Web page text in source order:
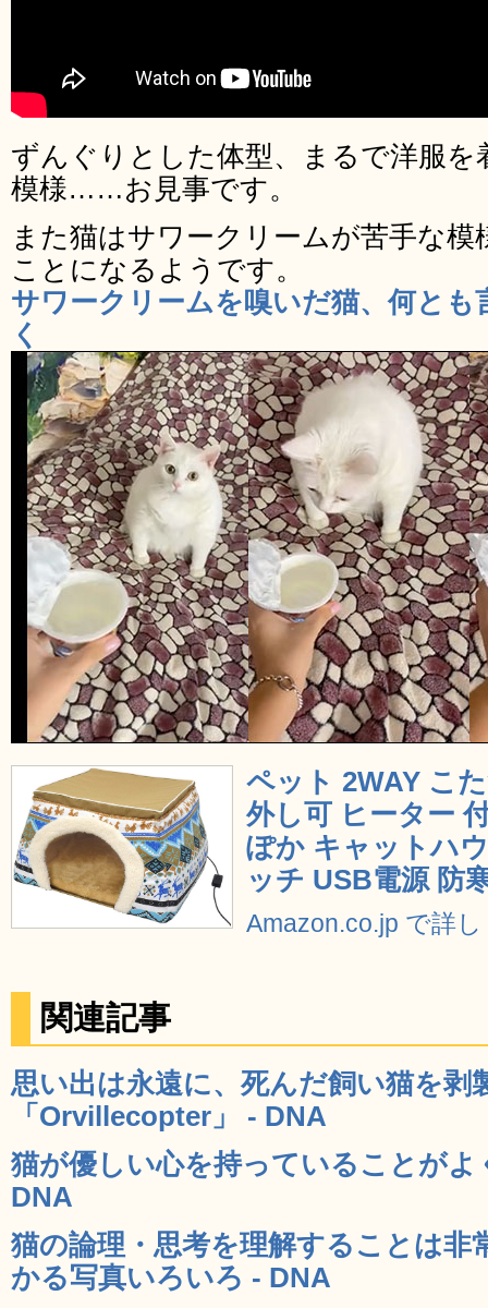
ずんぐりとした体型、まるで洋服
模様……お見事です。
また猫はサワークリームが苦手な
ことになるようです。
サワークリームを嗅いだ猫、何とも
く
ペット 2WAY こ
外し可 ヒーター
ぽか キャットハ
ッチ USB電源 防
Amazon.co.jp で詳
関連記事
思い出は永遠に、死んだ飼い猫を剥
「Orvillecopter」 - DNA
猫が優しい心を持っていることが
DNA
猫の論理・思考を理解することは非
かる写真いろいろ - DNA